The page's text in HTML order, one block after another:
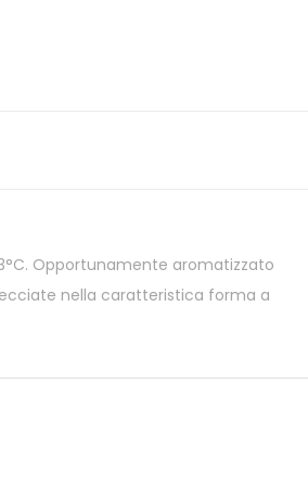
Opportunamente aromatizzato
nella caratteristica forma a